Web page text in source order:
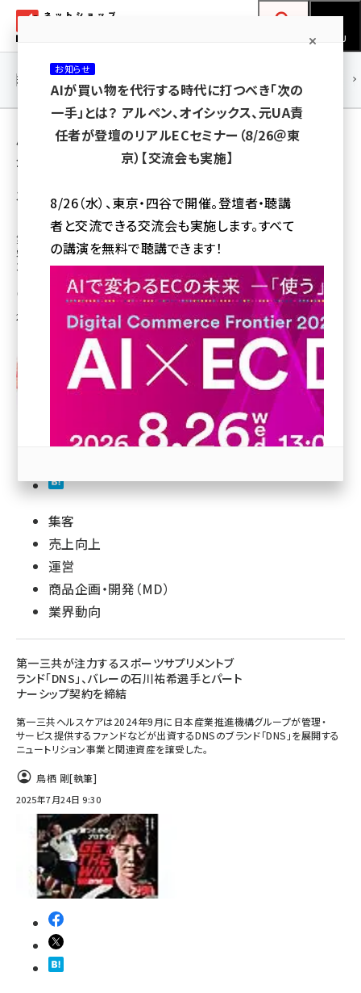
ン
ネットショップ担当者フォーラム
MENU
yahoo (1905)
楽天 (1873)
アスクル (1122)
base (1079)
ビィ・フォアード (776)
revico (744)
連載・特集 |
用語「DNS」 が使われている記事の一覧
全 2 記事中 1 ～ 2 を表示中
スポーツ向けプロテイン・サプリメントブランド
「DNS」、第一三共ヘルスケアが運営へ
第一三共ヘルスケアはプロテインなどを展開する「DNS」ブランド譲受により
栄養・運動分野へ本格参入。製薬会社の知見やノウハウを応用し更なるブラ
ンド拡大をめざす。
鳥栖 剛[執筆]
2024年9月13日 7:30
集客
売上向上
運営
商品企画・開発（MD）
業界動向
第一三共が注力するスポーツサプリメントブ
ランド「DNS」、バレーの石川祐希選手とパート
ナーシップ契約を締結
第一三共ヘルスケアは2024年9月に日本産業推進機構グループが管理・
サービス提供するファンドなどが出資するDNSのブランド「DNS」を展開する
ニュートリション事業と関連資産を譲受した。
鳥栖 剛[執筆]
2025年7月24日 9:30
お知らせ
AIが買い物を代行する時代に打つべき「次の
一手」とは？ アルペン、オイシックス、元UA責
任者が登壇のリアルECセミナー（8/26＠東
京）【交流会も実施】
8/26（水）、東京・四谷で開催。登壇者・聴講
者と交流できる交流会も実施します。すべて
の講演を無料で聴講できます！
参加登録はこちら↑